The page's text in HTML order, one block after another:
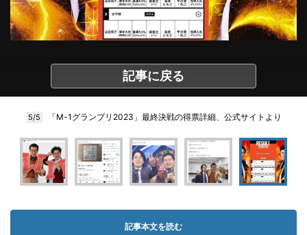
記事に戻る
5/5 「M-1グランプリ2023」最終決戦の得票詳細、公式サイトより
記事本文を読む